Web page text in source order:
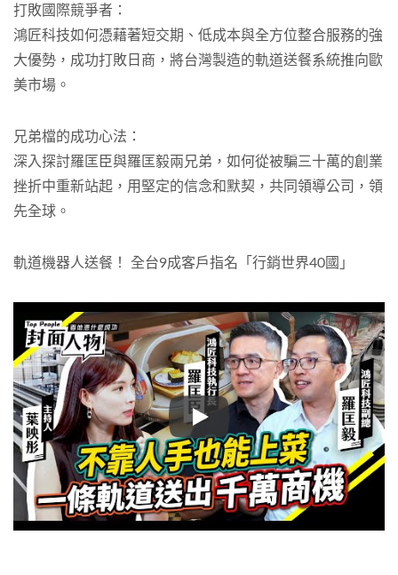
打敗國際競爭者：
鴻匠科技如何憑藉著短交期、低成本與全方位整合服務的強
大優勢，成功打敗日商，將台灣製造的軌道送餐系統推向歐
美市場。
兄弟檔的成功心法：
深入探討羅匡臣與羅匡毅兩兄弟，如何從被騙三十萬的創業
挫折中重新站起，用堅定的信念和默契，共同領導公司，領
先全球。
軌道機器人送餐！ 全台9成客戶指名「行銷世界40國」
軌道機器人送餐！ 全台9成客